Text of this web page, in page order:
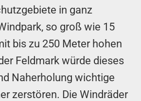
in ganz
so groß wie 15
bis zu 250 Meter hohen
Feldmark würde dieses
Naherholung wichtige
zerstören. Die Windräder